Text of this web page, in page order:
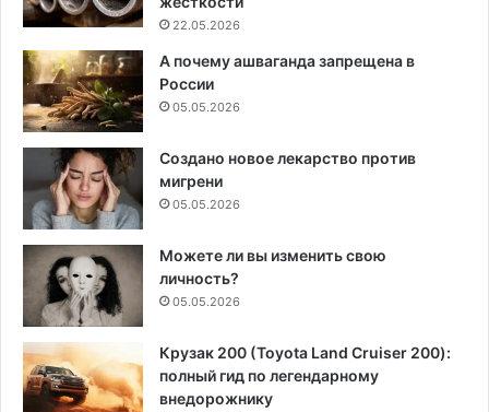
22.05.2026
А почему ашваганда запрещена в
России
05.05.2026
Создано новое лекарство против
мигрени
05.05.2026
Можете ли вы изменить свою
личность?
05.05.2026
Крузак 200 (Toyota Land Cruiser 200):
полный гид по легендарному
внедорожнику